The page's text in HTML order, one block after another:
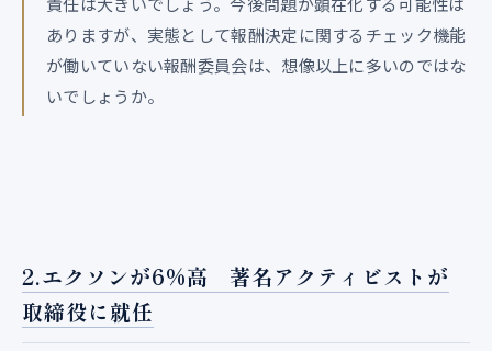
ありますが、実態として報酬決定に関するチェック機能
が働いていない報酬委員会は、想像以上に多いのではな
いでしょうか。
2.エクソンが6%高 著名アクティビストが
取締役に就任